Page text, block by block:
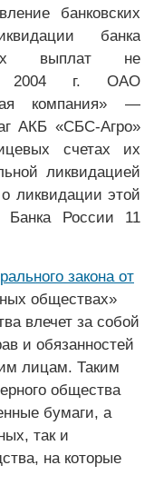
банковских
банка
выплат не
2004 г. ОАО
компания» —
АКБ «СБС-Агро»
счетах их
ликвидацией
ликвидации этой
Банка России 11
закона от
обществах»
влечет за собой
и обязанностей
лицам. Таким
общества
бумаги, а
так и
на которые